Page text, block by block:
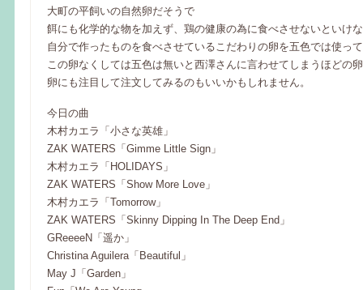
大町の平飼いの自然卵だそうで
餌にも化学的な物を加えず、鶏の健康の為に食べさせないといけ
自分で作ったものを食べさせているこだわりの卵を五色では使っ
この卵なくしては五色は無いと西澤さんに言わせてしまうほどの
卵にも注目して注文してみるのもいいかもしれません。
今日の曲
木村カエラ「小さな英雄」
ZAK WATERS「Gimme Little Sign」
木村カエラ「HOLIDAYS」
ZAK WATERS「Show More Love」
木村カエラ「Tomorrow」
ZAK WATERS「Skinny Dipping In The Deep End」
GReeeeN「遥か」
Christina Aguilera「Beautiful」
May J「Garden」